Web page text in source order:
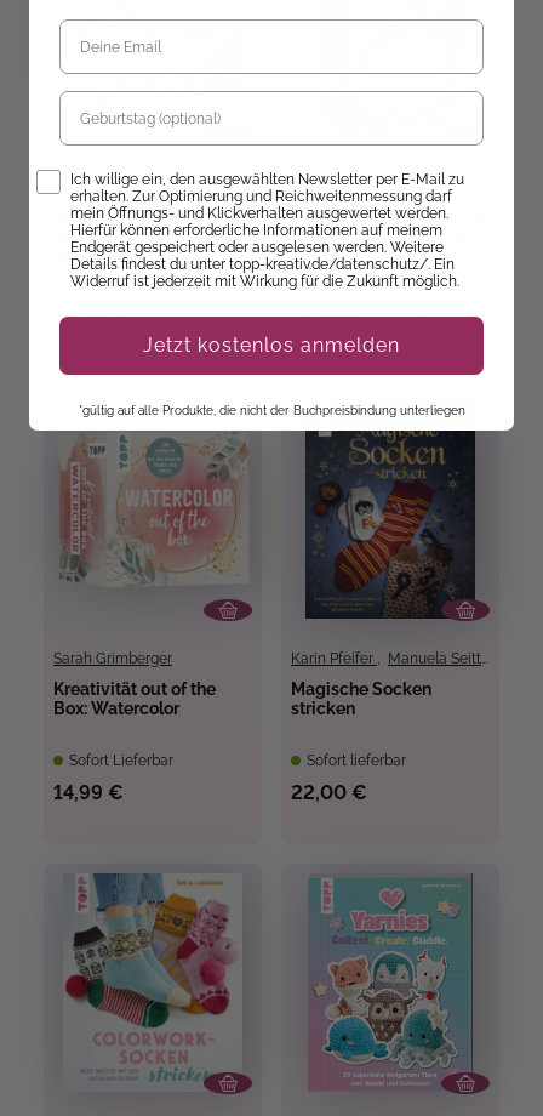
Christin Stapff
Watercolor - Die
wunderbare Kreativbox.
Mit Anleitungsbuch und
Material
Sofort Lieferbar
22,00 €
18,00 €
Hurra, es sind Ferien! Der
ultimative Kreativspaß
für jede Ferienwoche
Sofort Lieferbar
24,99 €
19,00 €
Sarah Grimberger
Kreativität out of the
Box: Watercolor
Sofort Lieferbar
14,99 €
Karin Pfeifer , Manuela Seitter
Magische Socken
stricken
Sofort lieferbar
22,00 €
Geburtstag
Opt-InIch willige ein, den ausgewählten Newsletter per E-Mail zu
erhalten. Zur Optimierung und Reichweitenmessung darf
mein Öffnungs- und Klickverhalten ausgewertet werden.
Hierfür können erforderliche Informationen auf meinem
Endgerät gespeichert oder ausgelesen werden. Weitere
Details findest du unter topp-kreativ.de/datenschutz/. Ein
Widerruf ist jederzeit mit Wirkung für die Zukunft möglich.
Jetzt kostenlos anmelden
*gültig auf alle Produkte, die nicht der Buchpreisbindung unterliegen